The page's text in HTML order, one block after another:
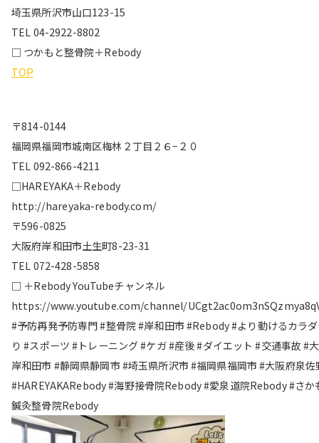
埼玉県所沢市山口123-15
TEL 04-2922-8802
□ つかもと整骨院＋Rebody
TOP
〒814-0144
福岡県福岡市城南区梅林２丁目２６−２０
TEL 092-866-4211
□HAREYAKA＋Rebody
http://hareyaka-rebody.com/
〒596-0825
大阪府岸和田市土生町8-23-31
TEL 072-428-5858
□ ＋Rebody YouTubeチャンネル
https://www.youtube.com/channel/
#予防再発予防専門 #整骨院 #岸和田市 #Rebody #より動けるカラ
り #スポーツ #トレーニング #ケガ #産後 #ダイエット #交通事故 #
岸和田市 #静岡県静岡市 #埼玉県所沢市 #福岡県福岡市 #大阪府泉佐
#HAREYAKARebody #海野接骨院Rebody #愛泉道院Rebody #さか
鍼灸整骨院Rebody